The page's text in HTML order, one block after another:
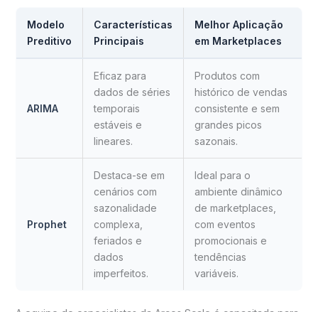
Modelo
Preditivo
Características
Principais
Melhor Aplicação
em Marketplaces
ARIMA
Eficaz para
dados de séries
temporais
estáveis e
lineares.
Produtos com
histórico de vendas
consistente e sem
grandes picos
sazonais.
Prophet
Destaca-se em
cenários com
sazonalidade
complexa,
feriados e
dados
imperfeitos.
Ideal para o
ambiente dinâmico
de marketplaces,
com eventos
promocionais e
tendências
variáveis.